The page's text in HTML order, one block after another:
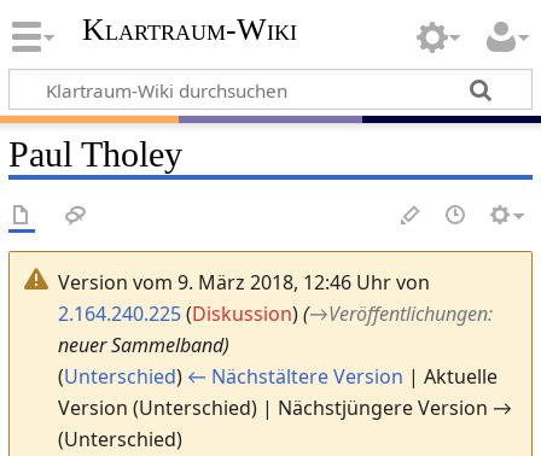
Klartraum-Wiki
Paul Tholey
Version vom 9. März 2018, 12:46 Uhr von
2.164.240.225(Diskussion)(→Veröffentlichungen:
neuer Sammelband)
(Unterschied) ← Nächstältere Version | Aktuelle
Version (Unterschied) | Nächstjüngere Version →
(Unterschied)